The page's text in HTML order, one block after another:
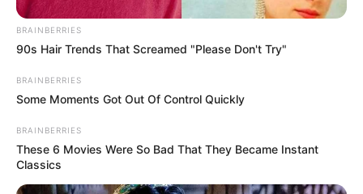
BRAINBERRIES
90s Hair Trends That Screamed "Please Don't Try"
BRAINBERRIES
Some Moments Got Out Of Control Quickly
BRAINBERRIES
These 6 Movies Were So Bad That They Became Instant
Classics